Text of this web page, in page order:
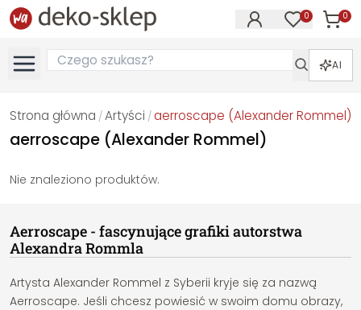
0 0
AI
Strona główna /Artyści / aerroscape (Alexander Rommel)
aerroscape (Alexander Rommel)
Nie znaleziono produktów.
Aerroscape - fascynujące grafiki autorstwa
Alexandra Rommla
Artysta Alexander Rommel z Syberii kryje się za nazwą
Aerroscape. Jeśli chcesz powiesić w swoim domu obrazy,